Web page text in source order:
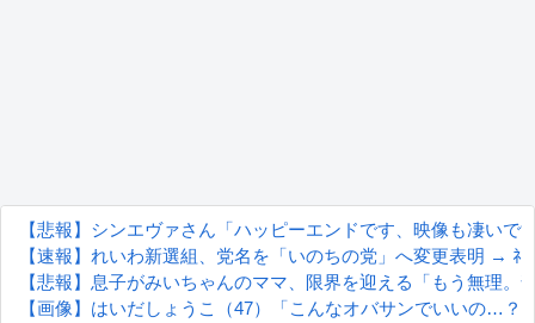
【悲報】シンエヴァさん「ハッピーエンドです、映像も凄い
【速報】れいわ新選組、党名を「いのちの党」へ変更表明 →
【悲報】息子がみいちゃんのママ、限界を迎える「もう無理
【画像】はいだしょうこ（47）「こんなオバサンでいいの…？